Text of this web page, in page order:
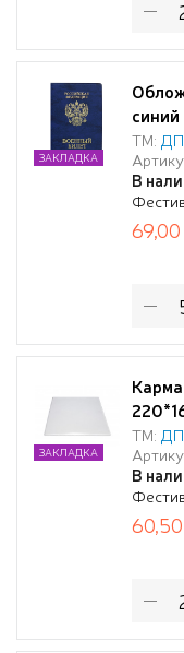
ТМ:
В
ЗАКЛАДКА
69,00
ТМ:
В
ЗАКЛАДКА
60,50